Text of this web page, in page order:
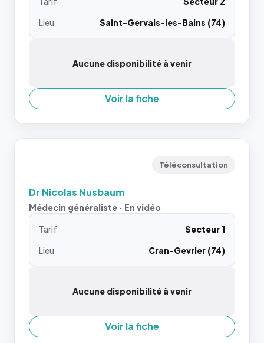
Lieu
Saint-Gervais-les-Bains (74)
Aucune disponibilité à venir
Voir la fiche
Téléconsultation
Dr Nicolas Nusbaum
Médecin généraliste · En vidéo
Tarif
Secteur 1
Lieu
Cran-Gevrier (74)
Aucune disponibilité à venir
Voir la fiche